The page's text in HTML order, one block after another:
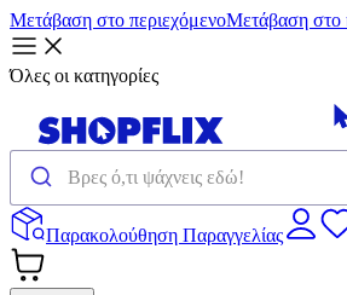
Μετάβαση στο περιεχόμενοΜετάβαση στο
Όλες οι κατηγορίες
Παρακολούθηση Παραγγελίας